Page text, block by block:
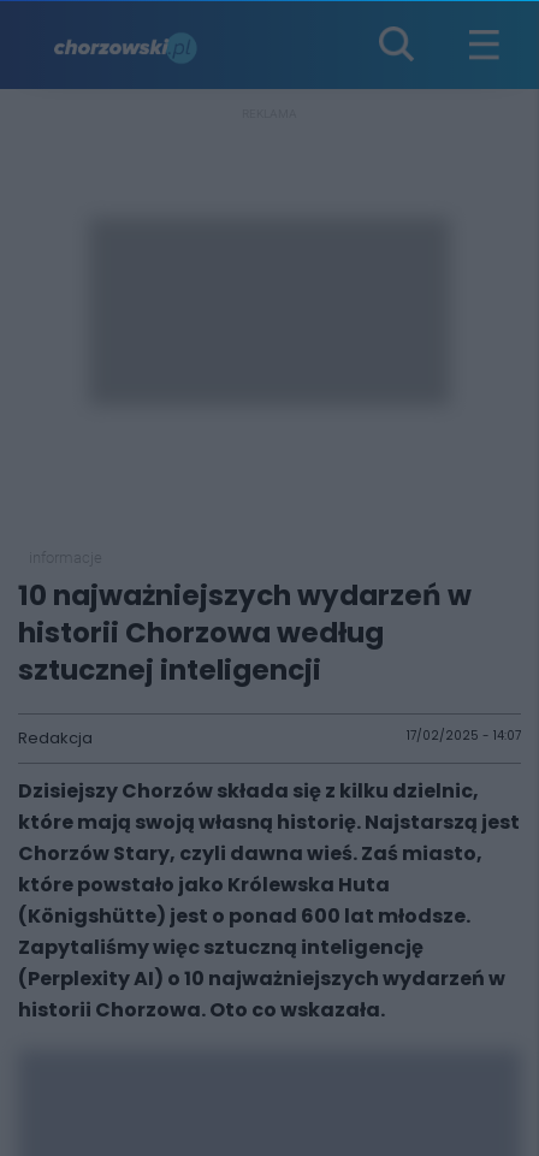
10 najważniejszych wydarzeń w
historii Chorzowa według
sztucznej inteligencji
Redakcja 17/02/2025 - 14:07
Dzisiejszy Chorzów składa się z kilku dzielnic,
które mają swoją własną historię. Najstarszą jest
Chorzów Stary, czyli dawna wieś. Zaś miasto,
które powstało jako Królewska Huta
(Königshütte) jest o ponad 600 lat młodsze.
Zapytaliśmy więc sztuczną inteligencję
(Perplexity AI) o 10 najważniejszych wydarzeń w
historii Chorzowa. Oto co wskazała.